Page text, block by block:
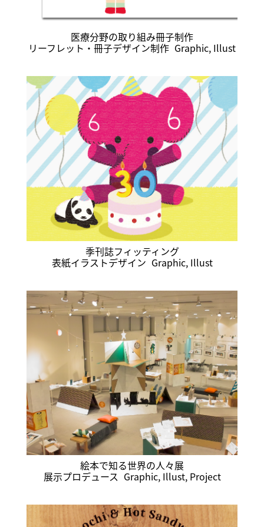
医療分野の取り組み冊子制作
リーフレット・冊子デザイン制作 Graphic, Illust
季刊誌フィッティング
表紙イラストデザイン Graphic, Illust
絵本で知る世界の人々展
展示プロデュース Graphic, Illust, Project